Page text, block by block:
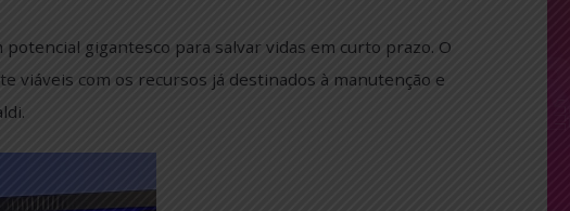
recorrentes de problemas, o manual aponta um caminho
ainda que provisórias. São ações simples como a adequação ou
instalação de tachas ou tachões refletivos, canalizações com
que fazem toda a diferença.